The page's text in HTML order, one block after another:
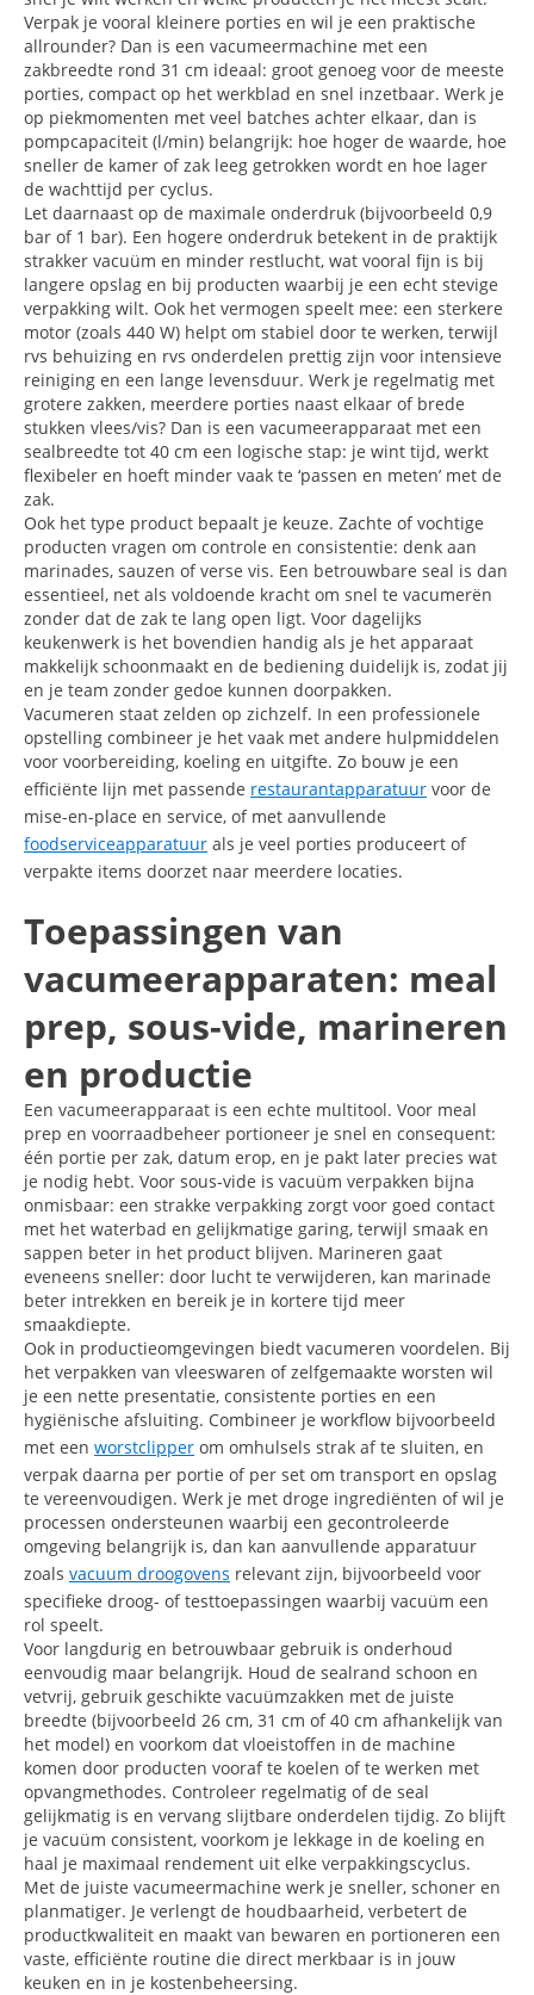
Verpak je vooral kleinere porties en wil je een praktische
allrounder? Dan is een vacumeermachine met een
zakbreedte rond 31 cm ideaal: groot genoeg voor de meeste
porties, compact op het werkblad en snel inzetbaar. Werk je
op piekmomenten met veel batches achter elkaar, dan is
pompcapaciteit (l/min) belangrijk: hoe hoger de waarde, hoe
sneller de kamer of zak leeg getrokken wordt en hoe lager
de wachttijd per cyclus.
Let daarnaast op de maximale onderdruk (bijvoorbeeld 0,9
bar of 1 bar). Een hogere onderdruk betekent in de praktijk
strakker vacuüm en minder restlucht, wat vooral fijn is bij
langere opslag en bij producten waarbij je een echt stevige
verpakking wilt. Ook het vermogen speelt mee: een sterkere
motor (zoals 440 W) helpt om stabiel door te werken, terwijl
rvs behuizing en rvs onderdelen prettig zijn voor intensieve
reiniging en een lange levensduur. Werk je regelmatig met
grotere zakken, meerdere porties naast elkaar of brede
stukken vlees/vis? Dan is een vacumeerapparaat met een
sealbreedte tot 40 cm een logische stap: je wint tijd, werkt
flexibeler en hoeft minder vaak te ‘passen en meten’ met de
zak.
Ook het type product bepaalt je keuze. Zachte of vochtige
producten vragen om controle en consistentie: denk aan
marinades, sauzen of verse vis. Een betrouwbare seal is dan
essentieel, net als voldoende kracht om snel te vacumerën
zonder dat de zak te lang open ligt. Voor dagelijks
keukenwerk is het bovendien handig als je het apparaat
makkelijk schoonmaakt en de bediening duidelijk is, zodat jij
en je team zonder gedoe kunnen doorpakken.
Vacumeren staat zelden op zichzelf. In een professionele
opstelling combineer je het vaak met andere hulpmiddelen
voor voorbereiding, koeling en uitgifte. Zo bouw je een
efficiënte lijn met passende restaurantapparatuur voor de
mise-en-place en service, of met aanvullende
foodserviceapparatuur als je veel porties produceert of
verpakte items doorzet naar meerdere locaties.
Toepassingen van
vacumeerapparaten: meal
prep, sous-vide, marineren
en productie
Een vacumeerapparaat is een echte multitool. Voor meal
prep en voorraadbeheer portioneer je snel en consequent:
één portie per zak, datum erop, en je pakt later precies wat
je nodig hebt. Voor sous-vide is vacuüm verpakken bijna
onmisbaar: een strakke verpakking zorgt voor goed contact
met het waterbad en gelijkmatige garing, terwijl smaak en
sappen beter in het product blijven. Marineren gaat
eveneens sneller: door lucht te verwijderen, kan marinade
beter intrekken en bereik je in kortere tijd meer
smaakdiepte.
Ook in productieomgevingen biedt vacumeren voordelen. Bij
het verpakken van vleeswaren of zelfgemaakte worsten wil
je een nette presentatie, consistente porties en een
hygiënische afsluiting. Combineer je workflow bijvoorbeeld
met een worstclipper om omhulsels strak af te sluiten, en
verpak daarna per portie of per set om transport en opslag
te vereenvoudigen. Werk je met droge ingrediënten of wil je
processen ondersteunen waarbij een gecontroleerde
omgeving belangrijk is, dan kan aanvullende apparatuur
zoals vacuum droogovens relevant zijn, bijvoorbeeld voor
specifieke droog- of testtoepassingen waarbij vacuüm een
rol speelt.
Voor langdurig en betrouwbaar gebruik is onderhoud
eenvoudig maar belangrijk. Houd de sealrand schoon en
vetvrij, gebruik geschikte vacuümzakken met de juiste
breedte (bijvoorbeeld 26 cm, 31 cm of 40 cm afhankelijk van
het model) en voorkom dat vloeistoffen in de machine
komen door producten vooraf te koelen of te werken met
opvangmethodes. Controleer regelmatig of de seal
gelijkmatig is en vervang slijtbare onderdelen tijdig. Zo blijft
je vacuüm consistent, voorkom je lekkage in de koeling en
haal je maximaal rendement uit elke verpakkingscyclus.
Met de juiste vacumeermachine werk je sneller, schoner en
planmatiger. Je verlengt de houdbaarheid, verbetert de
productkwaliteit en maakt van bewaren en portioneren een
vaste, efficiënte routine die direct merkbaar is in jouw
keuken en in je kostenbeheersing.